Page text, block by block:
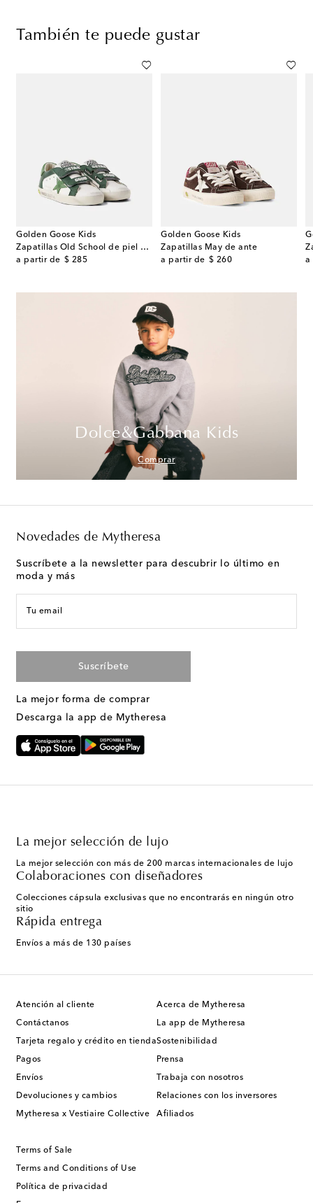
También te puede gustar
Golden Goose Kids
Zapatillas Old School de piel con ante
a partir de $ 285
original price
Golden Goose Kids
Zapatillas May de ante
a partir de $ 260
original price
a
Dolce&Gabbana Kids
Comprar
Novedades de Mytheresa
Suscríbete a la newsletter para descubrir lo último en
moda y más
Tu email
Suscríbete
La mejor forma de comprar
Descarga la app de Mytheresa
La mejor selección de lujo
La mejor selección con más de 200 marcas internacionales de lujo
Colaboraciones con diseñadores
Colecciones cápsula exclusivas que no encontrarás en ningún otro
sitio
Rápida entrega
Envíos a más de 130 países
Atención al cliente
Contáctanos
Tarjeta regalo y crédito en tienda
Pagos
Envíos
Devoluciones y cambios
Mytheresa x Vestiaire Collective
Acerca de Mytheresa
La app de Mytheresa
Sostenibilidad
Prensa
Trabaja con nosotros
Relaciones con los inversores
Afiliados
Terms of Sale
Terms and Conditions of Use
Política de privacidad